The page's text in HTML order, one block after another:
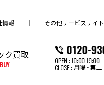
情報 その他サービスサイト
ク買取
BUY